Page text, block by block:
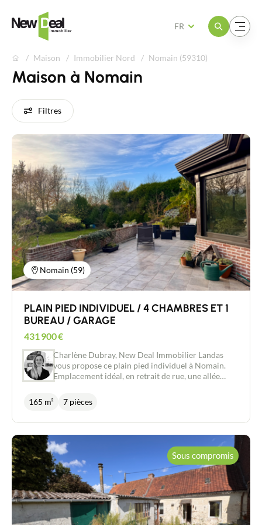
Ouvrir le menuOuvrir le menu
FR
Maison Immobilier Nord Nomain (59310)
Maison à Nomain
Filtres
Nomain (59)
PLAIN PIED INDIVIDUEL / 4 CHAMBRES ET 1
BUREAU / GARAGE
431 900€
Charlène Dubray, New Deal Immobilier Landas
vous propose ce plain pied individuel à Nomain.
Emplacement idéal, en retrait de rue, une allée
véhicules en plus du garage existant. A l'intérieur,
une entrée séparée donne accès à des WC, une
une véranda utilisable en toutes saisons. S'ajoute à
cet espace de vie une cuisine ouverte disposant de
nombreux rangements. Du coté gauche vous
disposerez d'une suite parentale avec espace
dressing et baignoire donnant sur la terrasse avec
une baie vitrée et du côté gauche vous disposerez
d'un espace nuit de 3 chambres et d'un bureau.
S'ajoute à cet espace un garage avec grenier
165 m² 7 pièces
Sous compromis